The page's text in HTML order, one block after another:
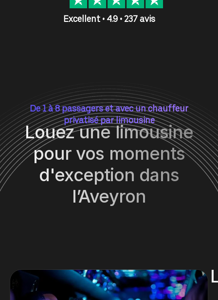
Excellent • 4.9 • 237 avis
De 1 à 8 passagers et avec un chauffeur
privatisé par limousine
Louez une limousine
pour vos moments
d'exception dans
l’Aveyron